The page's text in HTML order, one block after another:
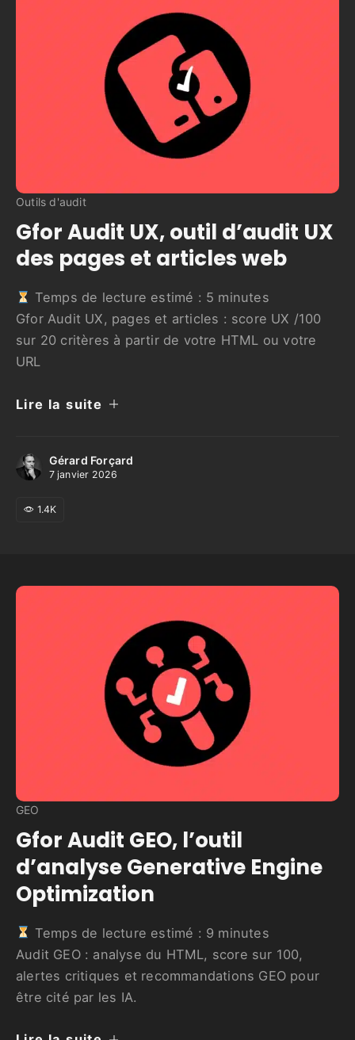
Outils d'audit
Gfor Audit UX, outil d’audit UX
des pages et articles web
Temps de lecture estimé : 5 minutes
Gfor Audit UX, pages et articles : score UX /100
sur 20 critères à partir de votre HTML ou votre
URL
Lire la suite
Gérard Forçard
7 janvier 2026
1.4K
GEO
Gfor Audit GEO, l’outil
d’analyse Generative Engine
Optimization
Temps de lecture estimé : 9 minutes
Audit GEO : analyse du HTML, score sur 100,
alertes critiques et recommandations GEO pour
être cité par les IA.